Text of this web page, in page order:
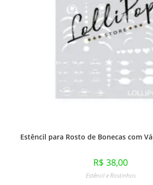
Estêncil para Rosto de Bonecas com
R$ 38,00
Estêncil e Rostinhos